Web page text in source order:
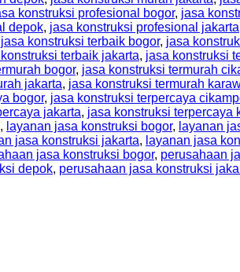
konstruksi profesional bogor, jasa
depok, jasa konstruksi profesional jakarta
jasa konstruksi terbaik bogor, jasa
terbaik jakarta, jasa konstruksi
bogor, jasa konstruksi termurah
jakarta, jasa konstruksi termurah
bogor, jasa konstruksi terpercaya
jakarta, jasa konstruksi terpercaya
, layanan jasa konstruksi bogor, layanan
jasa konstruksi jakarta, layanan jasa
jasa konstruksi bogor, perusahaan
depok, perusahaan jasa konstruksi